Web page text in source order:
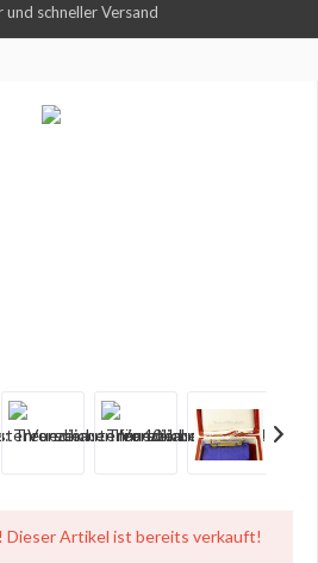
und schneller Versand
Dieser Artikel ist bereits verkauft!